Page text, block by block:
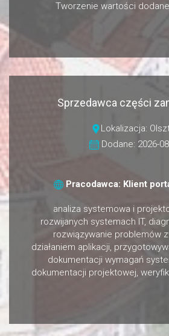
Tworzenie wartości
Sprzedawca części
Lokalizacja:
Dodane: 2026-
Pracodawca: Klient
analiza systemowa i
rozwijanych systemach IT,
rozwiązywanie problemów
działaniem aplikacji,
dokumentacji wymagań
dokumentacji projektowej,